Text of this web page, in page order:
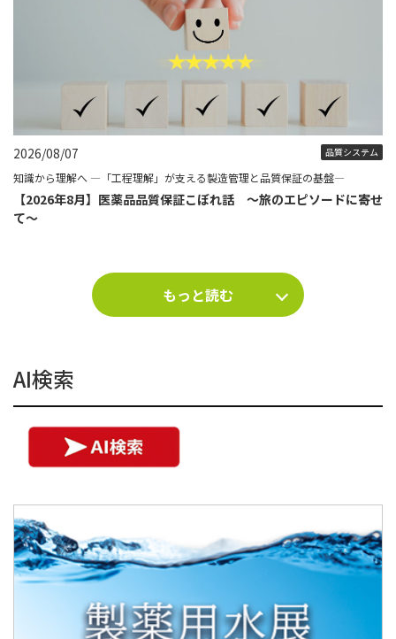
2026/08/07 品質システム
知識から理解へ ―「工程理解」が支える製造管理と品質保証の基盤―
【2026年8月】医薬品品質保証こぼれ話 ～旅のエピソードに寄せ
て～
もっと読む
AI検索